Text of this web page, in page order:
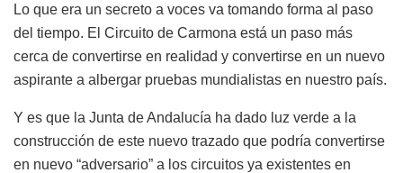
Lo que era un secreto a voces va tomando forma al paso
del tiempo. El Circuito de Carmona está un paso más
cerca de convertirse en realidad y convertirse en un nuevo
aspirante a albergar pruebas mundialistas en nuestro país.
Y es que la Junta de Andalucía ha dado luz verde a la
construcción de este nuevo trazado que podría convertirse
en nuevo “adversario” a los circuitos ya existentes en